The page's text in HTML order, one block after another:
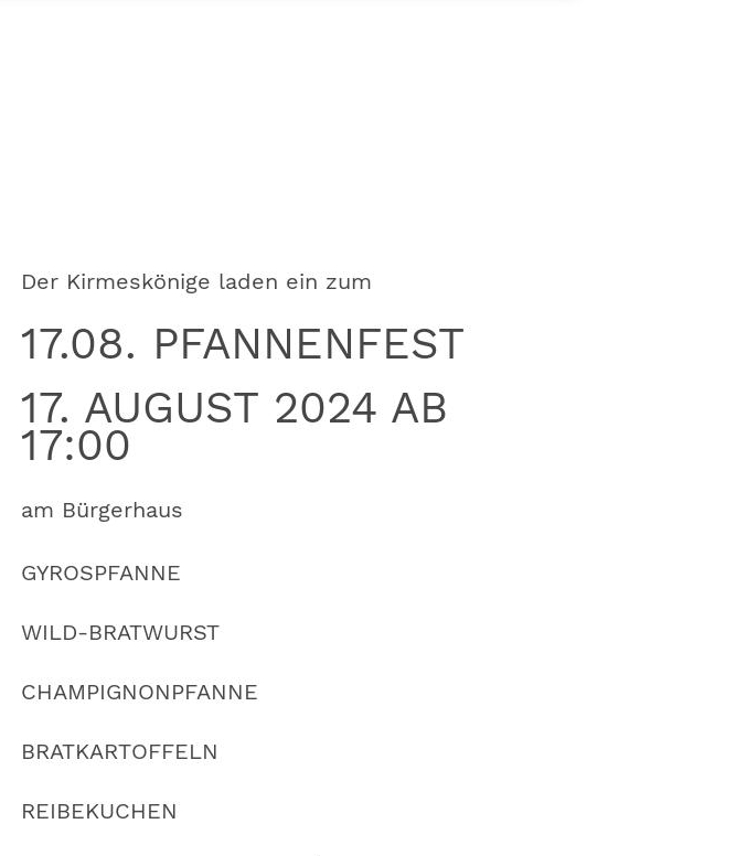
Der Kirmeskönige laden ein zum
17.08. PFANNENFEST
17. AUGUST 2024 AB
17:00
am Bürgerhaus
GYROSPFANNE
WILD-BRATWURST
CHAMPIGNONPFANNE
BRATKARTOFFELN
REIBEKUCHEN